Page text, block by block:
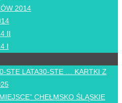
2014
II
I
STE LATA30-STE … KARTKI Z
CHEŁMSKO ŚLĄSKIE